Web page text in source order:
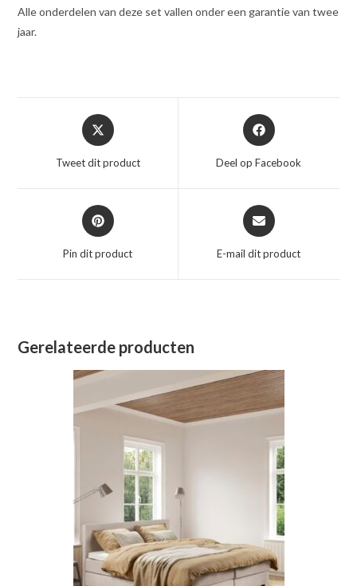
Alle onderdelen van deze set vallen onder een garantie van twee
jaar.
Opent
in
nieuw
Tweet dit product
Opent
in
nieuw
Deel op Facebook
Opent
in
nieuw
Pin dit product
Opent
in
nieuw
E-mail dit product
Gerelateerde producten